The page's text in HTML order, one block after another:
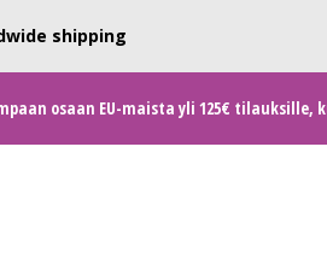
shipping
osaan EU-maista yli 125€